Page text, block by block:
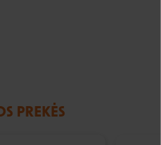
PREKĖS